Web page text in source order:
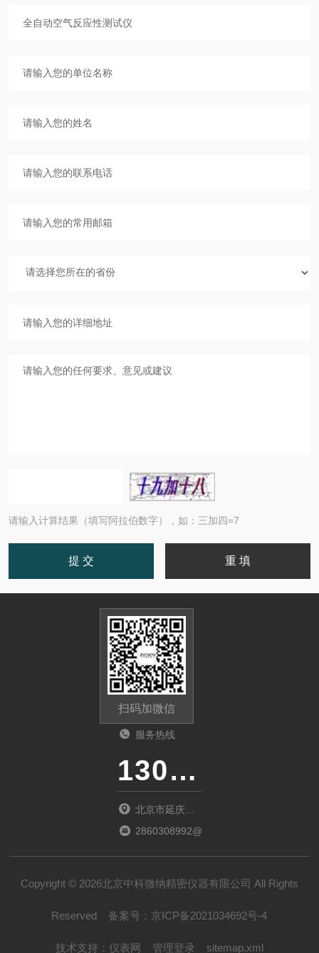
请输入计算结果（填写阿拉伯数字），如：三加四=7
扫码加微信
服务热线
13011285763
北京市延庆区
中关村延庆园
2860308992@qq.com
Copyright © 2026北京中科微纳精密仪器有限公司 All Rights
Reserved 备案号： 京ICP备2021034692号-4
技术支持： 仪表网 管理登录 sitemap.xml